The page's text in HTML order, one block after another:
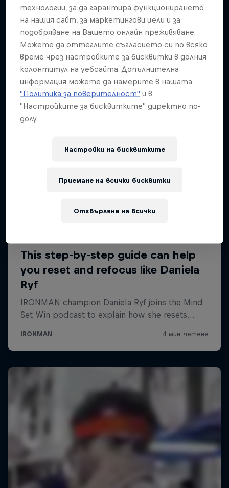
технологии, за да гарантира функционирането
на нашия сайт, за маркетингови цели и за
подобряване на Вашето онлайн преживяване.
Можете да оттеглите съгласието си по всяко
време чрез настройките за бисквитки в долния
колонтитул на уебсайта. Допълнителна
информация можете да намерите в нашата
"Политика за поверителност" и в
"Настройките за бисквитките" директно по-
долу.
Настройки на бисквитките
Отхвърляне на всички
Приемане на всички бисквитки